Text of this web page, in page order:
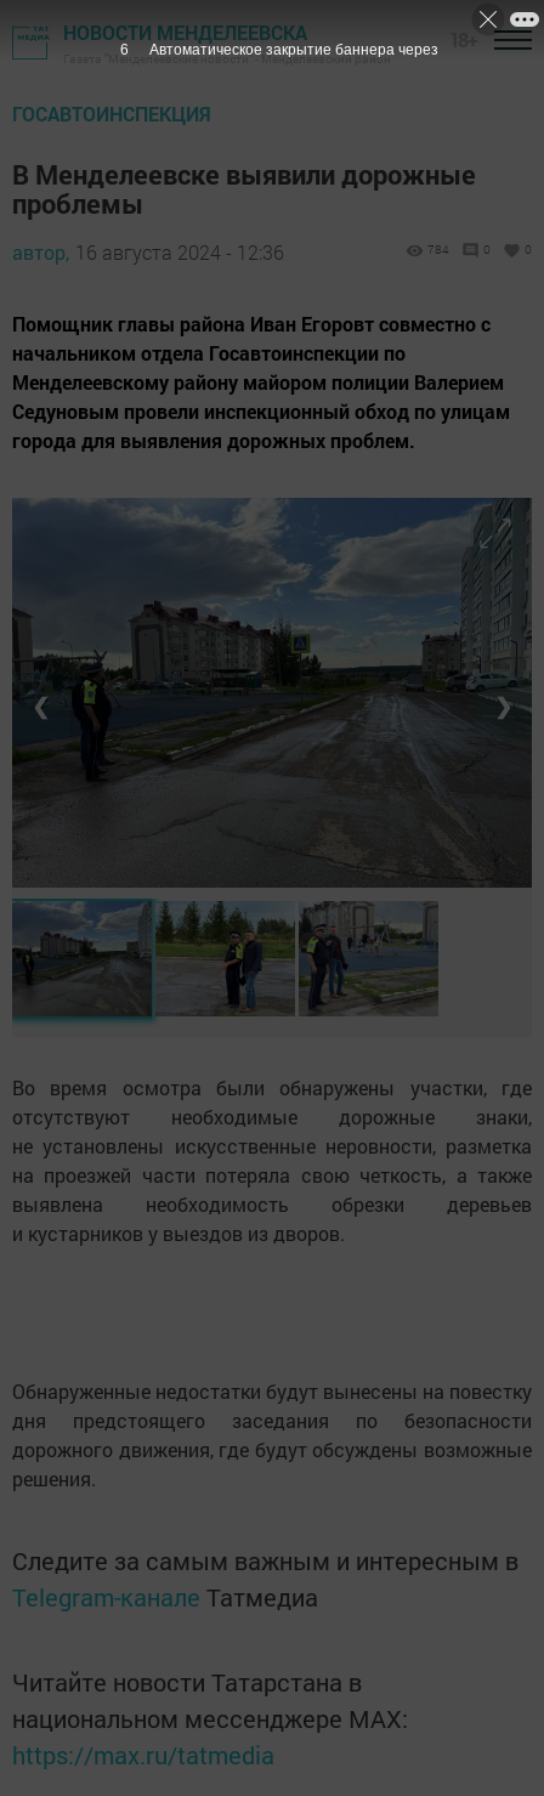
НОВОСТИ МЕНДЕЛЕЕВСКА
Газета "Менделеевские новости" - Менделеевский район
ГОСАВТОИНСПЕКЦИЯ
В Менделеевске выявили дорожные
проблемы
автор, 16 августа 2024 - 12:36 784 0 0
Помощник главы района Иван Егоровт совместно с
начальником отдела Госавтоинспекции по
Менделеевскому району майором полиции Валерием
Седуновым провели инспекционный обход по улицам
города для выявления дорожных проблем.
❮ ❯
Во время осмотра были обнаружены участки, где
отсутствуют необходимые дорожные знаки,
не установлены искусственные неровности, разметка
на проезжей части потеряла свою четкость, а также
выявлена необходимость обрезки деревьев
и кустарников у выездов из дворов.
Обнаруженные недостатки будут вынесены на повестку
дня предстоящего заседания по безопасности
дорожного движения, где будут обсуждены возможные
решения.
Следите за самым важным и интересным в
Telegram-канале Татмедиа
Читайте новости Татарстана в
национальном мессенджере MАХ:
https://max.ru/tatmedia
5 Автоматическое закрытие баннера через